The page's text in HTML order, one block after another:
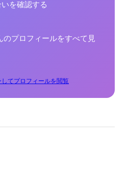
を確認する
のプロフィールをすべて見
してプロフィールを閲覧